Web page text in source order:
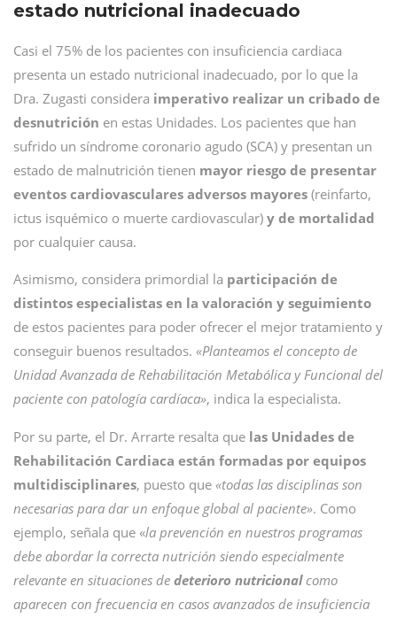
estado nutricional inadecuado
Casi el 75% de los pacientes con insuficiencia cardiaca
presenta un estado nutricional inadecuado, por lo que la
Dra. Zugasti considera imperativo realizar un cribado de
desnutrición en estas Unidades. Los pacientes que han
sufrido un síndrome coronario agudo (SCA) y presentan un
estado de malnutrición tienen mayor riesgo de presentar
eventos cardiovasculares adversos mayores (reinfarto,
ictus isquémico o muerte cardiovascular) y de mortalidad
por cualquier causa.
Asimismo, considera primordial la participación de
distintos especialistas en la valoración y seguimiento
de estos pacientes para poder ofrecer el mejor tratamiento y
conseguir buenos resultados. «Planteamos el concepto de
Unidad Avanzada de Rehabilitación Metabólica y Funcional del
paciente con patología cardíaca», indica la especialista.
Por su parte, el Dr. Arrarte resalta que las Unidades de
Rehabilitación Cardiaca están formadas por equipos
multidisciplinares, puesto que «todas las disciplinas son
necesarias para dar un enfoque global al paciente». Como
ejemplo, señala que «la prevención en nuestros programas
debe abordar la correcta nutrición siendo especialmente
relevante en situaciones de deterioro nutricionalcomo
aparecen con frecuencia en casos avanzados de insuficiencia